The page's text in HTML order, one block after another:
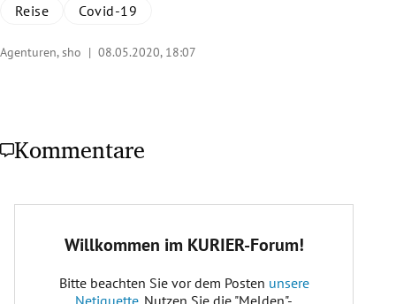
Reise Covid-19
Agenturen, sho | 08.05.2020, 18:07
Kommentare